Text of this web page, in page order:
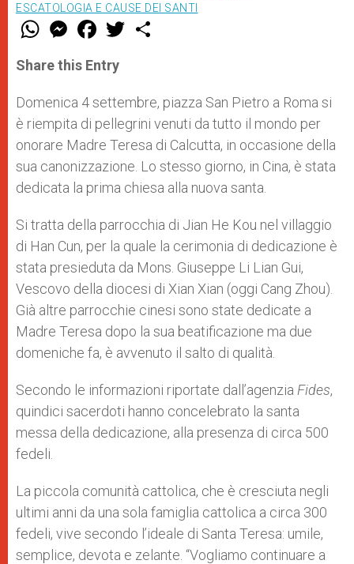
ESCATOLOGIA E CAUSE DEI SANTI
W
t
s
p
p
M
e
s
e
g
e
r
F
a
e
b
o
k
w
r
Share this Entry
Domenica 4 settembre, piazza San Pietro a Roma si
è riempita di pellegrini venuti da tutto il mondo per
onorare Madre Teresa di Calcutta, in occasione della
sua canonizzazione. Lo stesso giorno, in Cina, è stata
dedicata la prima chiesa alla nuova santa.
Si tratta della parrocchia di Jian He Kou nel villaggio
di Han Cun, per la quale la cerimonia di dedicazione è
stata presieduta da Mons. Giuseppe Li Lian Gui,
Vescovo della diocesi di Xian Xian (oggi Cang Zhou).
Già altre parrocchie cinesi sono state dedicate a
Madre Teresa dopo la sua beatificazione ma due
domeniche fa, è avvenuto il salto di qualità.
Secondo le informazioni riportate dall’agenzia Fides,
quindici sacerdoti hanno concelebrato la santa
messa della dedicazione, alla presenza di circa 500
fedeli.
La piccola comunità cattolica, che è cresciuta negli
ultimi anni da una sola famiglia cattolica a circa 300
fedeli, vive secondo l’ideale di Santa Teresa: umile,
semplice, devota e zelante. “Vogliamo continuare a